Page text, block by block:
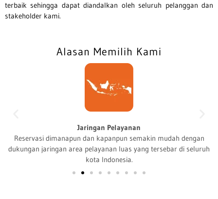
terbaik sehingga dapat diandalkan oleh seluruh pelanggan dan
stakeholder kami.
Alasan Memilih Kami
Jaringan Pelayanan
Reservasi dimanapun dan kapanpun semakin mudah dengan
dukungan jaringan area pelayanan luas yang tersebar di seluruh
kota Indonesia.